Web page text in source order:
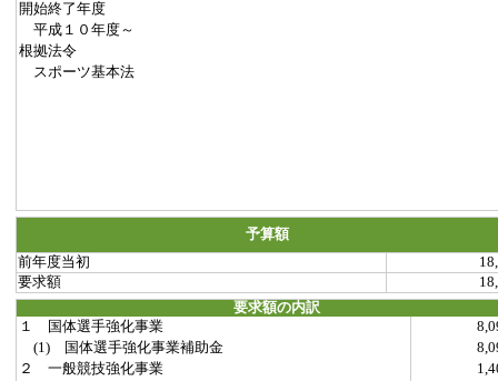
開始終了年度
平成１０年度～
根拠法令
スポーツ基本法
予算額
前年度当初
要求額
要求額の内訳
１ 国体選手強化事業
(1) 国体選手強化事業補助金
２ 一般競技強化事業